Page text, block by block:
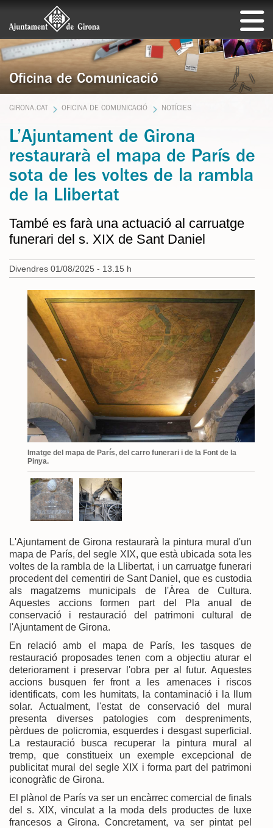
Oficina de Comunicació
GIRONA.CAT OFICINA DE COMUNICACIÓ NOTÍCIES
L’Ajuntament de Girona
restaurarà el mapa de París de
sota de les voltes de la rambla
de la Llibertat
També es farà una actuació al carruatge
funerari del s. XIX de Sant Daniel
Divendres 01/08/2025 - 13.15 h
Imatge del mapa de París, del carro funerari i de la Font de la
Pinya.
L'Ajuntament de Girona restaurarà la pintura mural d'un
mapa de París, del segle XIX, que està ubicada sota les
voltes de la rambla de la Llibertat, i un carruatge funerari
procedent del cementiri de Sant Daniel, que es custodia
als magatzems municipals de l'Àrea de Cultura.
Aquestes accions formen part del Pla anual de
conservació i restauració del patrimoni cultural de
l'Ajuntament de Girona.
En relació amb el mapa de París, les tasques de
restauració proposades tenen com a objectiu aturar el
deteriorament i preservar l'obra per al futur. Aquestes
accions busquen fer front a les amenaces i riscos
identificats, com les humitats, la contaminació i la llum
solar. Actualment, l'estat de conservació del mural
presenta diverses patologies com despreniments,
pèrdues de policromia, esquerdes i desgast superficial.
La restauració busca recuperar la pintura mural al
tremp, que constitueix un exemple excepcional de
publicitat mural del segle XIX i forma part del patrimoni
iconogràfic de Girona.
El plànol de París va ser un encàrrec comercial de finals
del s. XIX, vinculat a la moda dels productes de luxe
francesos a Girona. Concretament, va ser pintat pel